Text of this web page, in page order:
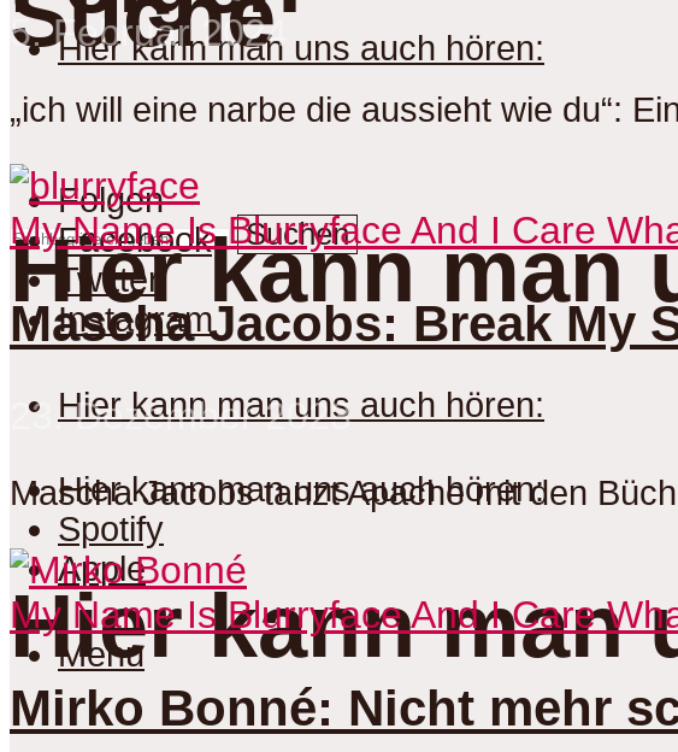
Suchen
Hier kann man uns auch hören:
Hier kann man
Hier kann man uns auch hören:
Spotify
Apple
Menu
Folgen
Facebook
Twitter
Instagram
Hier kann man uns auch hören:
Hier kann man
5. Februar 2024
„ich will eine narbe die aussieht wie du“:
My Name Is Blurryface And I Care
Mascha Jacobs: Break My
23. Dezember 2023
Mascha Jacobs tanzt Apache mit den
My Name Is Blurryface And I Care
Mirko Bonné: Nicht mehr